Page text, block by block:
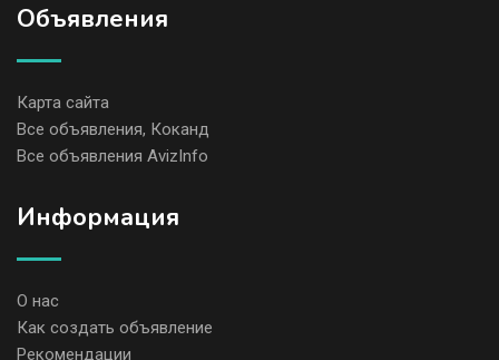
Объявления
Карта сайта
Все объявления, Коканд
Все объявления AvizInfo
Информация
О нас
Как создать объявление
Рекомендации